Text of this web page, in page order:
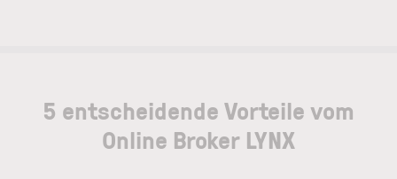
5 entscheidende Vorteile vom
Online Broker LYNX